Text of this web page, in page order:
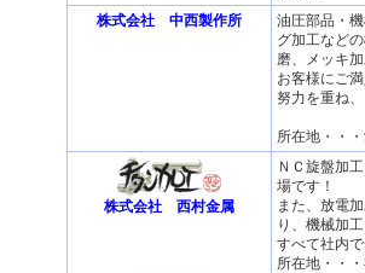
株式会社 中西製作所
油圧部品・
グ加工など
磨、メッキ
お客様にご
努力を重ね
所在地・・
株式会社 西村金属
ＮＣ旋盤加
場です！
また、放電
り、機械加
すべて社内
所在地・・